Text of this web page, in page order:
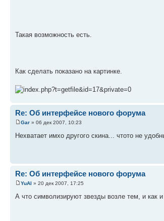
Такая возможность есть.
Как сделать показано на картинке.
Re: Об интерфейсе нового форума
Gar » 06 дек 2007, 10:23
Нехватает имхо другого скина... чтото не
Re: Об интерфейсе нового форума
YuAl » 20 дек 2007, 17:25
А что символизируют звезды возле тем, и как